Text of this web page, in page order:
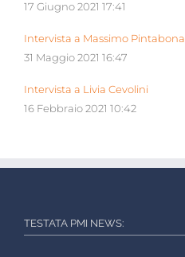
17 Giugno 2021 17:41
Intervista a Massimo Pintabona
31 Maggio 2021 16:47
Intervista a Livia Cevolini
16 Febbraio 2021 10:42
TESTATA PMI NEWS: